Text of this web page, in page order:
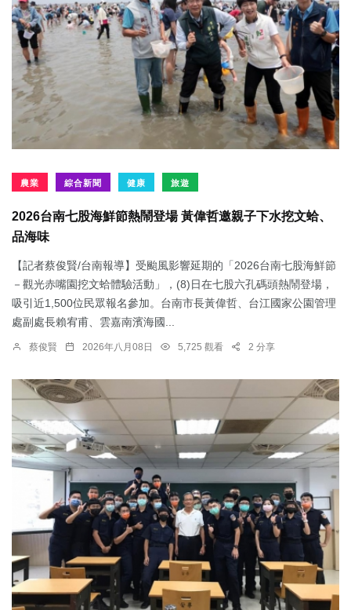
農業 綜合新聞 健康 旅遊
2026台南七股海鮮節熱鬧登場 黃偉哲邀親子下水挖文蛤、
品海味
【記者蔡俊賢/台南報導】受颱風影響延期的「2026台南七股海鮮節
－觀光赤嘴園挖文蛤體驗活動」，(8)日在七股六孔碼頭熱鬧登場，
吸引近1,500位民眾報名參加。台南市長黃偉哲、台江國家公園管理
處副處長賴宥甫、雲嘉南濱海國...
蔡俊賢 2026年八月08日 5,725 觀看 2 分享